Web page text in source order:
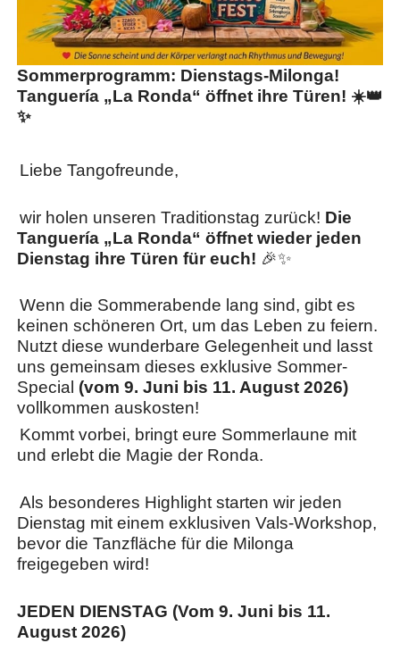
Sommerprogramm: Dienstags-Milonga!
Tanguería „La Ronda“ öffnet ihre Türen! ☀️👑
✨
Liebe Tangofreunde,
​wir holen unseren Traditionstag zurück! Die
Tanguería „La Ronda“ öffnet wieder jeden
Dienstag ihre Türen für euch! 🎉✨
Wenn die Sommerabende lang sind, gibt es
keinen schöneren Ort, um das Leben zu feiern.
Nutzt diese wunderbare Gelegenheit und lasst
uns gemeinsam dieses exklusive Sommer-
Special (vom 9. Juni bis 11. August 2026)
vollkommen auskosten!
Kommt vorbei, bringt eure Sommerlaune mit
und erlebt die Magie der Ronda.
​Als besonderes Highlight starten wir jeden
Dienstag mit einem exklusiven Vals-Workshop,
bevor die Tanzfläche für die Milonga
freigegeben wird!
​JEDEN DIENSTAG (Vom 9. Juni bis 11.
August 2026)